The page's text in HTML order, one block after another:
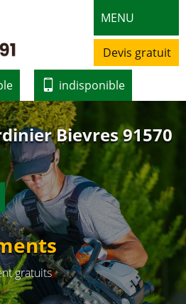
MENU
Devis gratuit
indisponible
Bievres 91570
gratuits